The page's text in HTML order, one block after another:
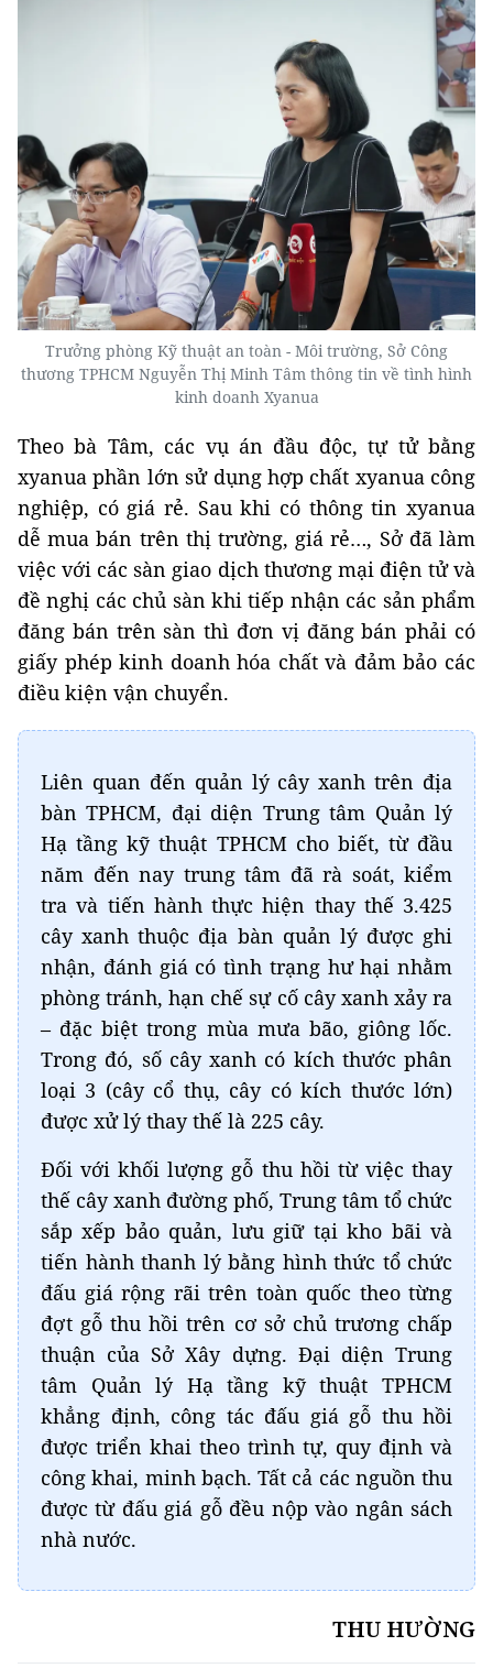
Trưởng phòng Kỹ thuật an toàn - Môi trường, Sở Công
thương TPHCM Nguyễn Thị Minh Tâm thông tin về tình hình
kinh doanh Xyanua
Theo bà Tâm, các vụ án đầu độc, tự tử bằng
xyanua phần lớn sử dụng hợp chất xyanua công
nghiệp, có giá rẻ. Sau khi có thông tin xyanua
dễ mua bán trên thị trường, giá rẻ…, Sở đã làm
việc với các sàn giao dịch thương mại điện tử và
đề nghị các chủ sàn khi tiếp nhận các sản phẩm
đăng bán trên sàn thì đơn vị đăng bán phải có
giấy phép kinh doanh hóa chất và đảm bảo các
điều kiện vận chuyển.
Liên quan đến quản lý cây xanh trên địa
bàn TPHCM, đại diện Trung tâm Quản lý
Hạ tầng kỹ thuật TPHCM cho biết, từ đầu
năm đến nay trung tâm đã rà soát, kiểm
tra và tiến hành thực hiện thay thế 3.425
cây xanh thuộc địa bàn quản lý được ghi
nhận, đánh giá có tình trạng hư hại nhằm
phòng tránh, hạn chế sự cố cây xanh xảy ra
– đặc biệt trong mùa mưa bão, giông lốc.
Trong đó, số cây xanh có kích thước phân
loại 3 (cây cổ thụ, cây có kích thước lớn)
được xử lý thay thế là 225 cây.
Đối với khối lượng gỗ thu hồi từ việc thay
thế cây xanh đường phố, Trung tâm tổ chức
sắp xếp bảo quản, lưu giữ tại kho bãi và
tiến hành thanh lý bằng hình thức tổ chức
đấu giá rộng rãi trên toàn quốc theo từng
đợt gỗ thu hồi trên cơ sở chủ trương chấp
thuận của Sở Xây dựng. Đại diện Trung
tâm Quản lý Hạ tầng kỹ thuật TPHCM
khẳng định, công tác đấu giá gỗ thu hồi
được triển khai theo trình tự, quy định và
công khai, minh bạch. Tất cả các nguồn thu
được từ đấu giá gỗ đều nộp vào ngân sách
nhà nước.
THU HƯỜNG